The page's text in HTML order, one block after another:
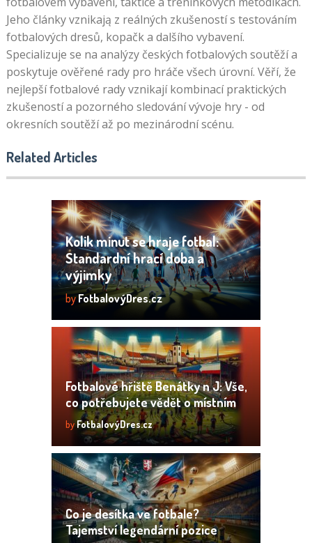
Jeho články vznikają z reálných zkušeností s testováním
fotbalových dresů, kopačk a dalšího vybavení.
Specializuje se na analýzy českých fotbalových soutěží a
poskytuje ověřené rady pro hráče všech úrovní. Věří, že
nejlepší fotbalové rady vznikají kombinací praktických
zkušeností a pozorného sledování vývoje hry - od
okresních soutěží až po mezinárodní scénu.
Related Articles
Kolik minut se hraje fotbal:
Standardní hrací doba a
výjimky
by FotbalovýDres.cz
Fotbalové hřiště Benátky n J: Vše,
co potřebujete vědět o místním
stadionu
byFotbalovýDres.cz
Co je desítka ve fotbale?
Tajemství legendární pozice